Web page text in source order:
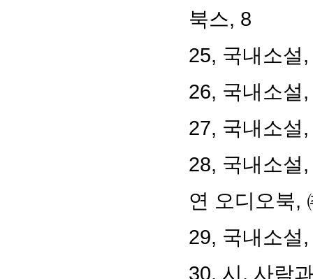
북스, 8
25, 국내소설
26, 국내소설
27, 국내소설
28, 국내소설
연 오디오북,
29, 국내소설
30, 시 , 사람